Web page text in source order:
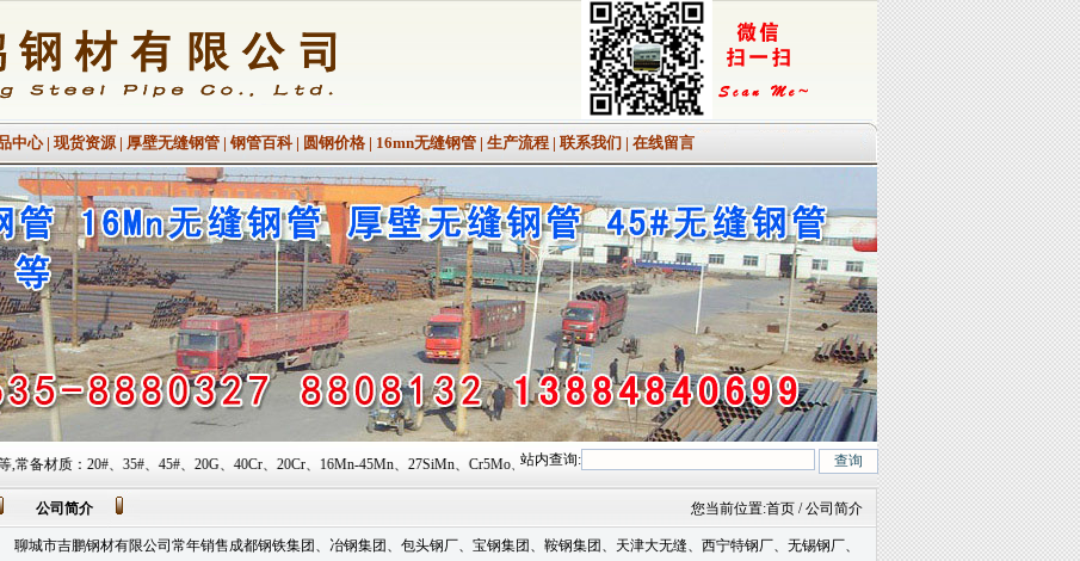
中心| 现货资源| 厚壁无缝钢管| 钢管百科| 圆钢价格| 16mn无缝钢管| 生产流程| 联系我们 | 在线留言
质：20#、35#、45#、20G、40Cr、20Cr、16Mn-45Mn、27SiMn、Cr5Mo、12CrMo(T12)、12Cr1MoV、12Cr1MoVG、10CrMo910、 15CrMo、35CrMo、40CrMo.咨询
站内查询:
公司简介 您当前位置:首页 / 公司简介
聊城市吉鹏钢材有限公司 常年销售成都钢铁集团、冶钢集团、包头钢厂、宝钢集团、鞍钢集团、天津大无缝、西宁特钢厂、无锡钢厂、